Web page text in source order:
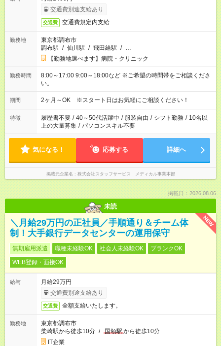
交通費別途支給あり
交通費 交通費規定内支給
勤務地
東京都調布市
調布駅 / 仙川駅 / 飛田給駅 / …
【勤務地選べます】病院・クリニック
勤務時間
8:00～17:00 9:00～18:00など ※ご希望の時間帯をご相談くださ
い。
期間 2ヶ月～OK ※スタート日はお気軽にご相談ください！
特徴 履歴書不要 / 40～50代活躍中 / 服装自由 / シフト勤務 / 10名以
上の大量募集 / パソコンスキル不要
気になる！ 応募する 詳細へ
掲載元企業名 株式会社スタッフサービス メディカル事業本部
掲載日：2026.08.06
未読
NEW
＼月給29万円の正社員／手順通り＆チーム体
制！大手銀行データセンターの運用保守
無期雇用派遣 職種未経験OK 社会人未経験OK
ブランクOK
WEB登録・面接OK
給与
月給29万円
交通費別途支給あり
交通費 全額支給いたします。
勤務地
東京都調布市
柴崎駅から徒歩10分 / 国領駅から徒歩10分
IT企業